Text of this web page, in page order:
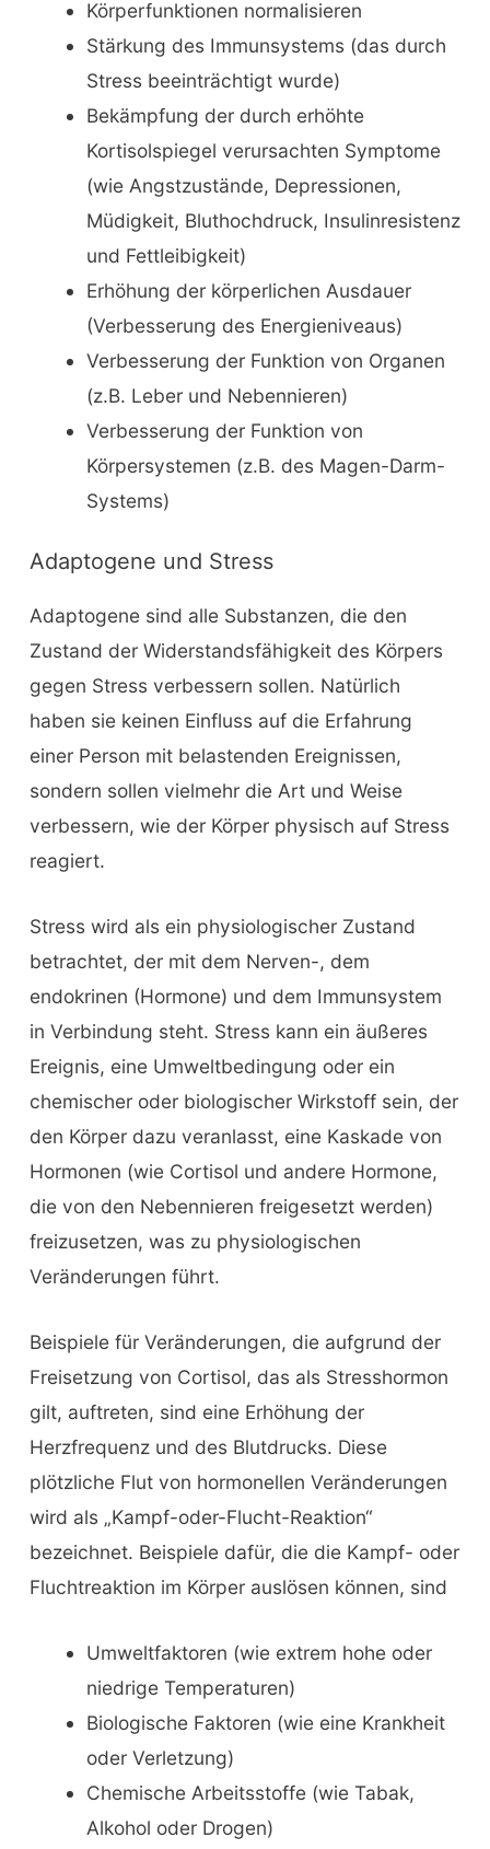
Körperfunktionen normalisieren
Stärkung des Immunsystems (das durch
Stress beeinträchtigt wurde)
Bekämpfung der durch erhöhte
Kortisolspiegel verursachten Symptome
(wie Angstzustände, Depressionen,
Müdigkeit, Bluthochdruck, Insulinresistenz
und Fettleibigkeit)
Erhöhung der körperlichen Ausdauer
(Verbesserung des Energieniveaus)
Verbesserung der Funktion von Organen
(z.B. Leber und Nebennieren)
Verbesserung der Funktion von
Körpersystemen (z.B. des Magen-Darm-
Systems)
Adaptogene und Stress
Adaptogene sind alle Substanzen, die den
Zustand der Widerstandsfähigkeit des Körpers
gegen Stress verbessern sollen. Natürlich
haben sie keinen Einfluss auf die Erfahrung
einer Person mit belastenden Ereignissen,
sondern sollen vielmehr die Art und Weise
verbessern, wie der Körper physisch auf Stress
reagiert.
Stress wird als ein physiologischer Zustand
betrachtet, der mit dem Nerven-, dem
endokrinen (Hormone) und dem Immunsystem
in Verbindung steht. Stress kann ein äußeres
Ereignis, eine Umweltbedingung oder ein
chemischer oder biologischer Wirkstoff sein, der
den Körper dazu veranlasst, eine Kaskade von
Hormonen (wie Cortisol und andere Hormone,
die von den Nebennieren freigesetzt werden)
freizusetzen, was zu physiologischen
Veränderungen führt.
Beispiele für Veränderungen, die aufgrund der
Freisetzung von Cortisol, das als Stresshormon
gilt, auftreten, sind eine Erhöhung der
Herzfrequenz und des Blutdrucks. Diese
plötzliche Flut von hormonellen Veränderungen
wird als „Kampf-oder-Flucht-Reaktion“
bezeichnet. Beispiele dafür, die die Kampf- oder
Fluchtreaktion im Körper auslösen können, sind
Umweltfaktoren (wie extrem hohe oder
niedrige Temperaturen)
Biologische Faktoren (wie eine Krankheit
oder Verletzung)
Chemische Arbeitsstoffe (wie Tabak,
Alkohol oder Drogen)